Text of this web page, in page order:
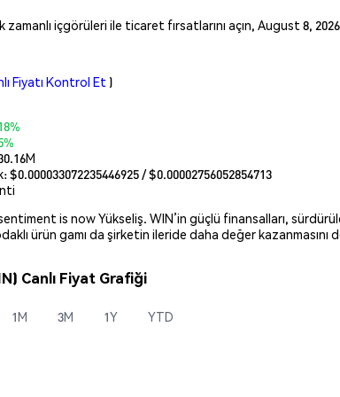
zamanlı içgörüleri ile ticaret fırsatlarını açın, August 8,
Fiyatı Kontrol Et )
$0.000033072235446925/ $0.00002756052854713
is now Yükseliş. WIN’in güçlü finansalları,
ürün gamı da şirketin ileride daha değer kazanmasını
Canlı Fiyat Grafiği
1M 3M 1Y YTD